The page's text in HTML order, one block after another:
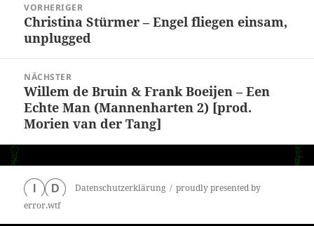
VORHERIGER
Vorheriger
Beitrag:
Christina Stürmer – Engel fliegen einsam,
unplugged
NÄCHSTER
Nächster
Beitrag:
Willem de Bruin & Frank Boeijen – Een
Echte Man (Mannenharten 2) [prod.
Morien van der Tang]
D Datenschutzerklärung
proudly presented by
error.wtf